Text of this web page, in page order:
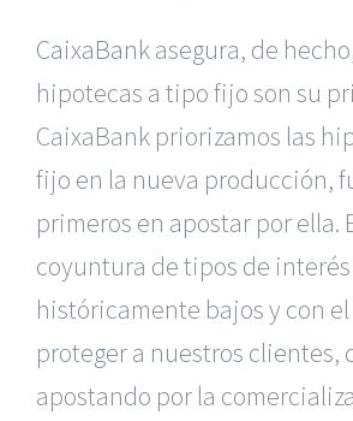
CaixaBankasegura, de
hipotecas a tipo fijo son su
CaixaBank priorizamos las
fijo en la nueva producción,
primeros en apostar por ella.
coyuntura de tipos de interés
históricamente bajos y con
proteger a nuestros clientes,
apostando por la